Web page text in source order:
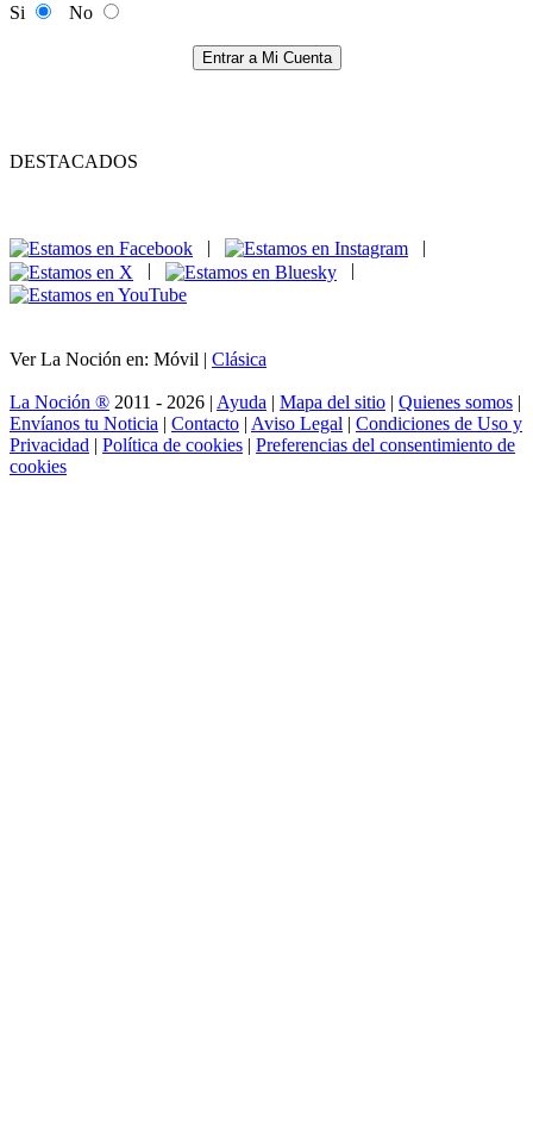
Si
No
Entrar a Mi Cuenta
DESTACADOS
|
|
|
|
Ver La Noción en: Móvil | Clásica
La Noción ® 2011 - 2026 | Ayuda | Mapa del sitio | Quienes somos |
Envíanos tu Noticia | Contacto | Aviso Legal | Condiciones de Uso y
Privacidad | Política de cookies | Preferencias del consentimiento de
cookies